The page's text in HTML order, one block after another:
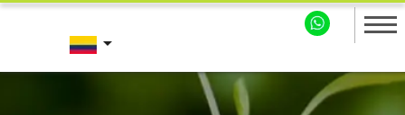
arrow_drop_down